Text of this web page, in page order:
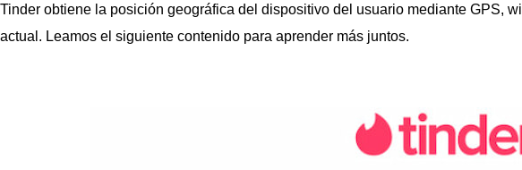
Tinder obtiene la posición geográfica del dispositivo del usuario mediante GPS,
actual. Leamos el siguiente contenido para aprender más juntos.